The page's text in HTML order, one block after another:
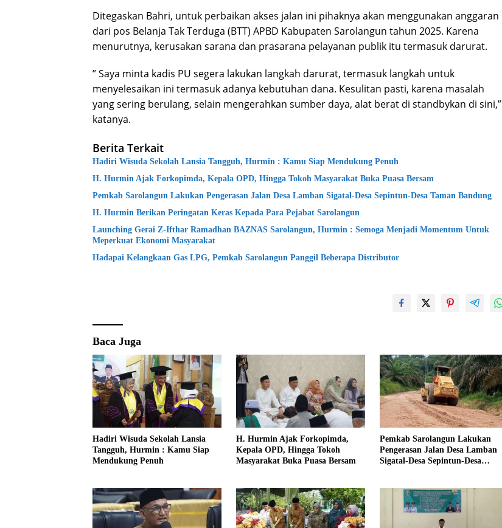
Ditegaskan Bahri, untuk perbaikan akses jalan ini pihaknya akan menggunakan anggaran
dari pos Belanja Tak Terduga (BTT) APBD Kabupaten Sarolangun tahun 2025. Karena
menurutnya, kerusakan sarana dan prasarana pelayanan publik itu termasuk darurat.
” Saya minta kadis PU segera lakukan langkah darurat, termasuk langkah untuk
menyelesaikan ini termasuk adanya kebutuhan dana. Kesulitan pasti, karena masalah
yang sering berulang, selain mengerahkan sumber daya, alat berat di standbykan di sini,”
katanya.
Berita Terkait
Hadiri Wisuda Sekolah Lansia Tangguh, Hurmin : Kamu Siap Mendukung Penuh
H. Hurmin Ajak Forkopimda, Kepala OPD, Hingga Tokoh Masyarakat Buka Puasa Bersam
Pemkab Sarolangun Lakukan Pengerasan Jalan Desa Lamban Sigatal-Desa Sepintun-Desa Taman Bandung
H. Hurmin Berikan Peringatan Keras Kepada Para Pejabat Sarolangun
Launching Gerai Z-Ifthar Ramadhan BAZNAS Sarolangun, Hurmin : Semoga Menjadi Momentum Untuk
Meperkuat Ekonomi Masyarakat
Hadapai Kelangkaan Gas LPG, Pemkab Sarolangun Panggil Beberapa Distributor
Baca Juga
Hadiri Wisuda Sekolah Lansia
Tangguh, Hurmin : Kamu Siap
Mendukung Penuh
H. Hurmin Ajak Forkopimda,
Kepala OPD, Hingga Tokoh
Masyarakat Buka Puasa Bersam
Pemkab Sarolangun Lakukan
Pengerasan Jalan Desa Lamban
Sigatal-Desa Sepintun-Desa